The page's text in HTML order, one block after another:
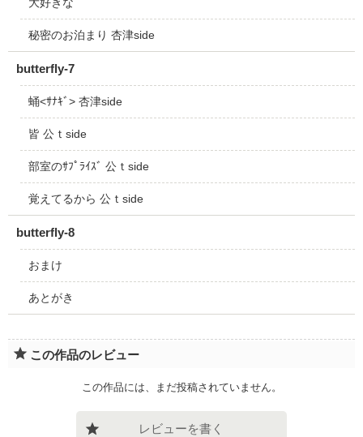
大好きな
秘密のお泊まり 杏津side
butterfly-7
蛹<ｻﾅｷﾞ> 杏津side
皆 公ｔside
部室のｻﾌﾟﾗｲｽﾞ 公ｔside
覚えてるから 公ｔside
butterfly-8
おまけ
あとがき
この作品のレビュー
この作品には、まだ投稿されていません。
レビューを書く